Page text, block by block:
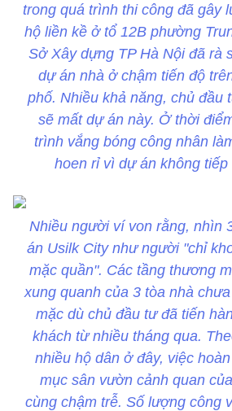
trong quá trình thi công đã gây
hộ liền kề ở tổ 12B phường
Sở Xây dựng TP Hà Nội đã rà
dự án nhà ở chậm tiến độ
phố. Nhiều khả năng, chủ đầu
sẽ mất dự án này. Ở thời
trình vắng bóng công nhân
hoen rỉ vì dự án không tiếp
Nhiều người ví von rằng, nhìn
án Usilk City như người "chỉ
mặc quần". Các tầng thương
xung quanh của 3 tòa nhà
mặc dù chủ đầu tư đã tiến
khách từ nhiều tháng qua.
nhiều hộ dân ở đây, việc
mục sân vườn cảnh quan
cùng chậm trễ. Số lượng công